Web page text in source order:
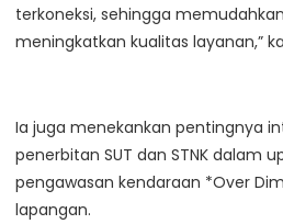
terkoneksi, sehingga
meningkatkan kualitas layanan,”
Ia juga menekankan pentingnya
penerbitan SUT dan STNK dalam
pengawasan kendaraan *Over
lapangan.